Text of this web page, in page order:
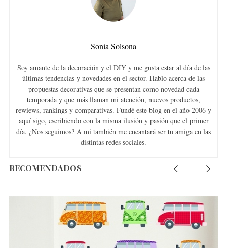
Sonia Solsona
Soy amante de la decoración y el DIY y me gusta estar al día de las
últimas tendencias y novedades en el sector. Hablo acerca de las
propuestas decorativas que se presentan como novedad cada
temporada y que más llaman mi atención, nuevos productos,
rewiews, rankings y comparativas. Fundé este blog en el año 2006 y
aquí sigo, escribiendo con la misma ilusión y pasión que el primer
día. ¿Nos seguimos? A mí también me encantará ser tu amiga en las
distintas redes sociales.
RECOMENDADOS
S
e
a
h
r